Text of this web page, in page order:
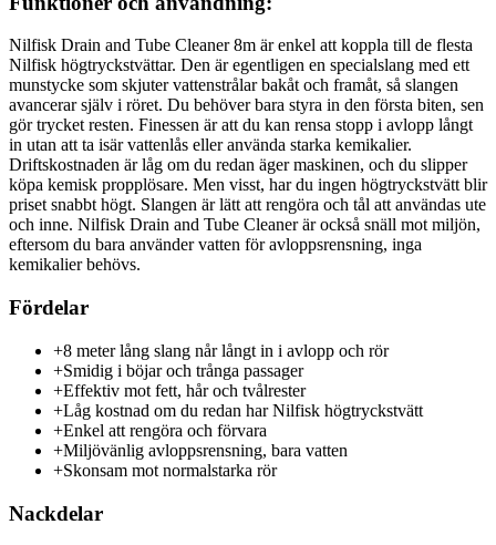
Nilfisk Drain and Tube Cleaner 8m är enkel att koppla till de flesta
Nilfisk högtryckstvättar. Den är egentligen en specialslang med ett
munstycke som skjuter vattenstrålar bakåt och framåt, så slangen
avancerar själv i röret. Du behöver bara styra in den första biten, sen
gör trycket resten. Finessen är att du kan rensa stopp i avlopp långt
in utan att ta isär vattenlås eller använda starka kemikalier.
Driftskostnaden är låg om du redan äger maskinen, och du slipper
köpa kemisk propplösare. Men visst, har du ingen högtryckstvätt blir
priset snabbt högt. Slangen är lätt att rengöra och tål att användas ute
och inne. Nilfisk Drain and Tube Cleaner är också snäll mot miljön,
eftersom du bara använder vatten för avloppsrensning, inga
kemikalier behövs.
Fördelar
+8 meter lång slang når långt in i avlopp och rör
+Smidig i böjar och trånga passager
+Effektiv mot fett, hår och tvålrester
+Låg kostnad om du redan har Nilfisk högtryckstvätt
+Enkel att rengöra och förvara
+Miljövänlig avloppsrensning, bara vatten
+Skonsam mot normalstarka rör
Nackdelar